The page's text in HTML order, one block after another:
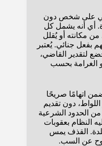
على شخص دون
أي أنه يشمل كل
مكانته أو يُقلل
بفعل جنائي. يُعتبر
لتقدير القاضي،
الغرامة بحسب
اتهامًا صريحًا
دون تقديم
من الحدود الشرعية
النظام بعقوبات
القذف يمس
عن السب.